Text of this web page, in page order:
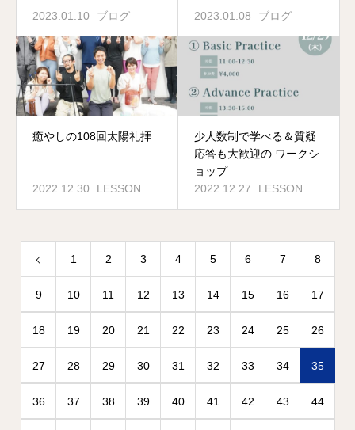
2023.01.10 ブログ 2023.01.08 ブログ
癒やしの108回太陽礼拝
2022.12.30 LESSON
少人数制で学べる＆質疑
応答も大歓迎の ワークシ
ョップ
2022.12.27
LESSON
1 2 3 4 5 6 7 8
9 10 11 12 13 14 15 16 17
18 19 20 21 22 23 24 25 26
27 28 29 30 31 32 33 34 35
36 37 38 39 40 41 42 43 44